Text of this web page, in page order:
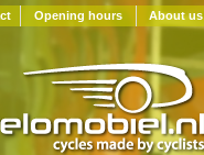
Opening hours About us